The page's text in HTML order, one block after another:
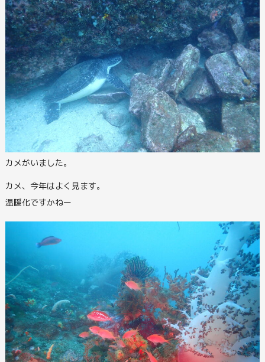
カメがいました。
カメ、今年はよく見ます。
温暖化ですかねー